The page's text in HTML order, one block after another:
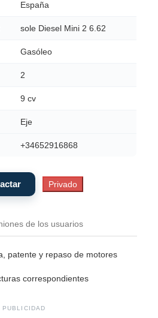
España
sole Diesel Mini 2 6.62
Gasóleo
2
9 cv
Eje
+34652916868
de los usuarios
patente y repaso de motores
correspondientes
PUBLICIDAD